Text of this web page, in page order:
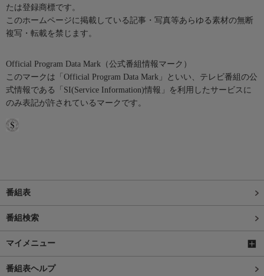
たは登録商標です。
このホームページに掲載している記事・写真等あらゆる素材の無断
複写・転載を禁じます。
Official Program Data Mark（公式番組情報マーク）
このマークは「Official Program Data Mark」といい、テレビ番組の公
式情報である「SI(Service Information)情報」を利用したサービスに
のみ表記が許されているマークです。
番組表
番組検索
マイメニュー
番組表ヘルプ